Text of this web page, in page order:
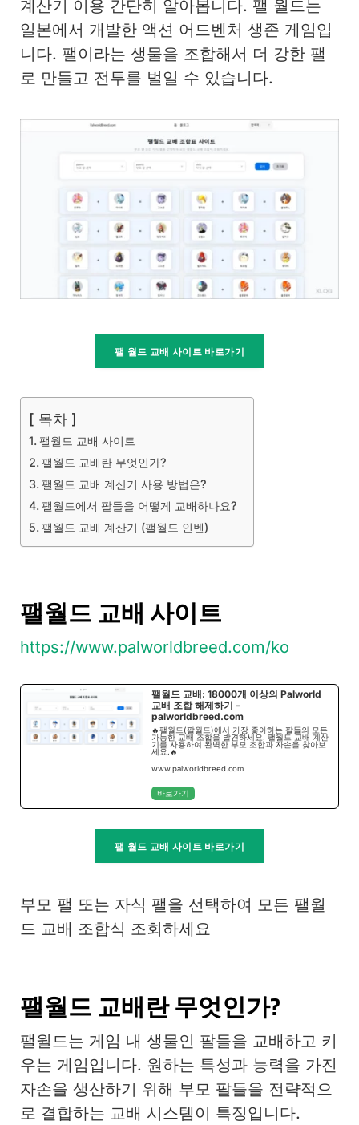
계산기 이용 간단히 알아봅니다. 팰 월드는
일본에서 개발한 액션 어드벤처 생존 게임입
니다. 팰이라는 생물을 조합해서 더 강한 팰
로 만들고 전투를 벌일 수 있습니다.
팰 월드 교배 사이트 바로가기
[ 목차 ]
팰월드 교배 사이트
팰월드 교배란 무엇인가?
팰월드 교배 계산기 사용 방법은?
팰월드에서 팔들을 어떻게 교배하나요?
팰월드 교배 계산기 (팰월드 인벤)
팰월드 교배 사이트
https://www.palworldbreed.com/ko
팰월드 교배: 18000개 이상의 Palworld
교배 조합 해제하기 –
palworldbreed.com
🔥팰월드(팔월드)에서 가장 좋아하는 팔들의 모든
가능한 교배 조합을 발견하세요. 팰월드 교배 계산
기를 사용하여 완벽한 부모 조합과 자손을 찾아보
세요.🔥
www.palworldbreed.com
바로가기
팰 월드 교배 사이트 바로가기
부모 팰 또는 자식 팰을 선택하여 모든 팰월
드 교배 조합식 조회하세요
팰월드 교배란 무엇인가?
팰월드는 게임 내 생물인 팔들을 교배하고 키
우는 게임입니다. 원하는 특성과 능력을 가진
자손을 생산하기 위해 부모 팔들을 전략적으
로 결합하는 교배 시스템이 특징입니다.